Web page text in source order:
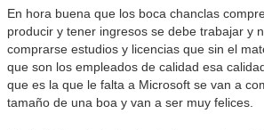
En hora buena que los boca chanclas
producir y tener ingresos se debe trabajar y
comprarse estudios y licencias que sin el
que son los empleados de calidad esa
que es la que le falta a Microsoft se van a
tamaño de una boa y van a ser muy felices.